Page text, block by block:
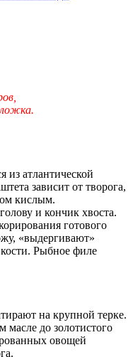
из атлантической
зависит от творога,
кислым.
и кончик хвоста.
готового
«выдергивают»
Рыбное филе
на крупной терке.
до золотистого
овощей